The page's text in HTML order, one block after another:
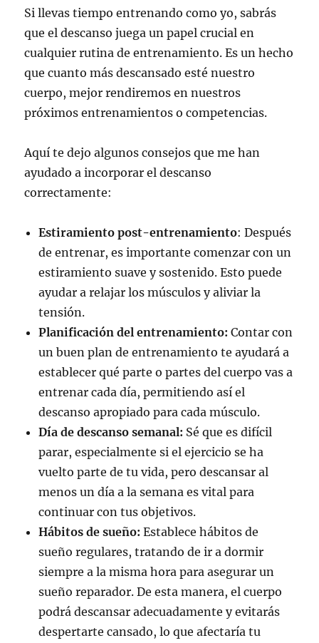
Si llevas tiempo entrenando como yo, sabrás
que el descanso juega un papel crucial en
cualquier rutina de entrenamiento. Es un hecho
que cuanto más descansado esté nuestro
cuerpo, mejor rendiremos en nuestros
próximos entrenamientos o competencias.
Aquí te dejo algunos consejos que me han
ayudado a incorporar el descanso
correctamente:
Estiramiento post-entrenamiento: Después
de entrenar, es importante comenzar con un
estiramiento suave y sostenido. Esto puede
ayudar a relajar los músculos y aliviar la
tensión.
Planificación del entrenamiento: Contar con
un buen plan de entrenamiento te ayudará a
establecer qué parte o partes del cuerpo vas a
entrenar cada día, permitiendo así el
descanso apropiado para cada músculo.
Día de descanso semanal: Sé que es difícil
parar, especialmente si el ejercicio se ha
vuelto parte de tu vida, pero descansar al
menos un día a la semana es vital para
continuar con tus objetivos.
Hábitos de sueño: Establece hábitos de
sueño regulares, tratando de ir a dormir
siempre a la misma hora para asegurar un
sueño reparador. De esta manera, el cuerpo
podrá descansar adecuadamente y evitarás
despertarte cansado, lo que afectaría tu